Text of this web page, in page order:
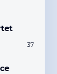
37